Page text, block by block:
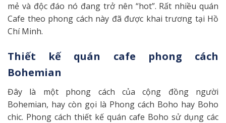
mẻ và độc đáo nó đang trở nên “hot”. Rất nhiều quán
Cafe theo phong cách này đã được khai trương tại Hồ
Chí Minh.
Thiết kế quán cafe phong cách
Bohemian
Đây là một phong cách của cộng đồng người
Bohemian, hay còn gọi là Phong cách Boho hay Boho
chic. Phong cách thiết kế quán cafe Boho sử dụng các